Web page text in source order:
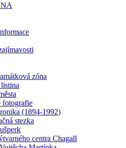
zóna
fotografie
(1894-1992)
stezka
centra Chagall